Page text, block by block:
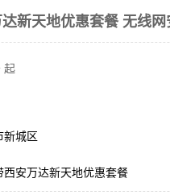
新天地优惠套餐 无线网
起
新城区
西安万达新天地优惠套餐